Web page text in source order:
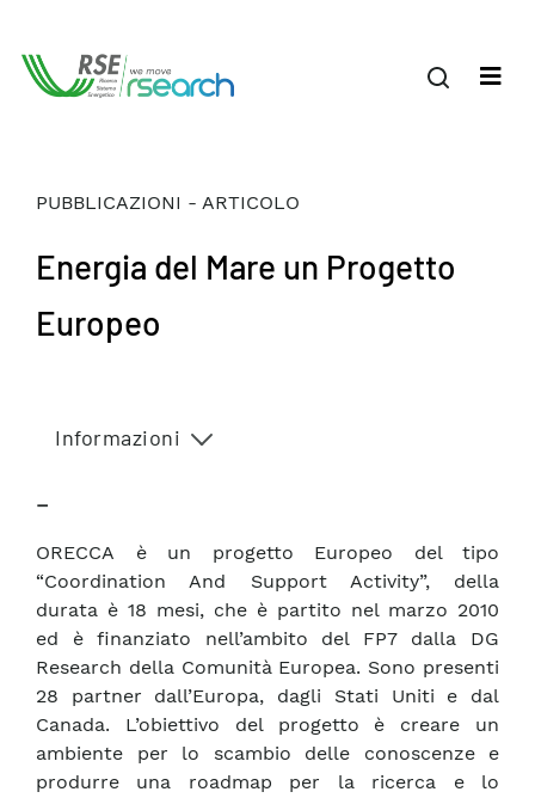
PUBBLICAZIONI - ARTICOLO
Energia del Mare un Progetto
Europeo
Informazioni
–
ORECCA è un progetto Europeo del tipo
“Coordination And Support Activity”, della
durata è 18 mesi, che è partito nel marzo 2010
ed è finanziato nell’ambito del FP7 dalla DG
Research della Comunità Europea. Sono presenti
28 partner dall’Europa, dagli Stati Uniti e dal
Canada. L’obiettivo del progetto è creare un
ambiente per lo scambio delle conoscenze e
produrre una roadmap per la ricerca e lo